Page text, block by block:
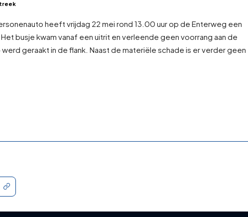
heeft vrijdag 22 mei rond 13.00 uur op de Enterweg een
busje kwam vanaf een uitrit en verleende geen voorrang aan de
geraakt in de flank. Naast de materiële schade is er verder geen